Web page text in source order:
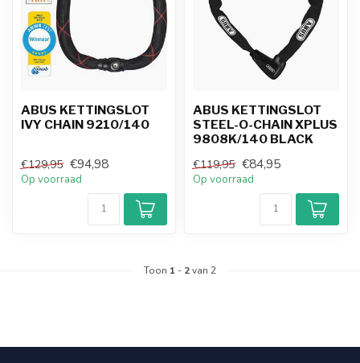
ABUS KETTINGSLOT
IVY CHAIN 9210/140
€129,95 €94,98
Op voorraad
ABUS KETTINGSLOT
STEEL-O-CHAIN XPLUS
9808K/140 BLACK
€119,95 €84,95
Op voorraad
Toon 1 - 2van 2